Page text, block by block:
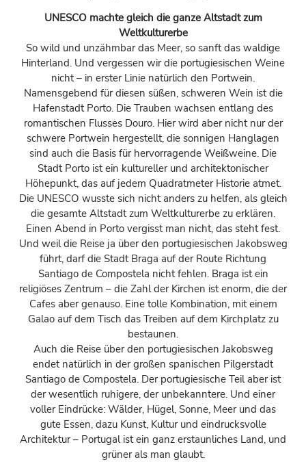
UNESCO machte gleich die ganze Altstadt zum
Weltkulturerbe
So wild und unzähmbar das Meer, so sanft das waldige
Hinterland. Und vergessen wir die portugiesischen Weine
nicht – in erster Linie natürlich den Portwein.
Namensgebend für diesen süßen, schweren Wein ist die
Hafenstadt Porto. Die Trauben wachsen entlang des
romantischen Flusses Douro. Hier wird aber nicht nur der
schwere Portwein hergestellt, die sonnigen Hanglagen
sind auch die Basis für hervorragende Weißweine. Die
Stadt Porto ist ein kultureller und architektonischer
Höhepunkt, das auf jedem Quadratmeter Historie atmet.
Die UNESCO wusste sich nicht anders zu helfen, als gleich
die gesamte Altstadt zum Weltkulturerbe zu erklären.
Einen Abend in Porto vergisst man nicht, das steht fest.
Und weil die Reise ja über den portugiesischen Jakobsweg
führt, darf die Stadt Braga auf der Route Richtung
Santiago de Compostela nicht fehlen. Braga ist ein
religiöses Zentrum – die Zahl der Kirchen ist enorm, die der
Cafes aber genauso. Eine tolle Kombination, mit einem
Galao auf dem Tisch das Treiben auf dem Kirchplatz zu
bestaunen.
Auch die Reise über den portugiesischen Jakobsweg
endet natürlich in der großen spanischen Pilgerstadt
Santiago de Compostela. Der portugiesische Teil aber ist
der wesentlich ruhigere, der unbekanntere. Und einer
voller Eindrücke: Wälder, Hügel, Sonne, Meer und das
gute Essen, dazu Kunst, Kultur und eindrucksvolle
Architektur – Portugal ist ein ganz erstaunliches Land, und
grüner als man glaubt.